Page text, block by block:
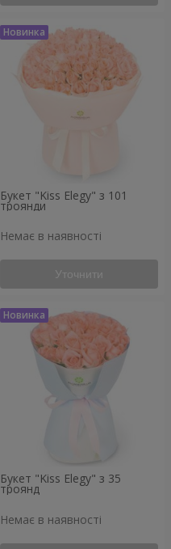
Букет "Kiss Elegy" з 101
троянди
Немає в наявності
Уточнити
Букет "Kiss Elegy" з 35
троянд
Немає в наявності